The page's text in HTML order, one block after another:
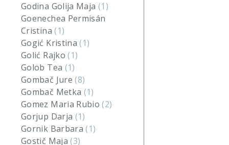
Godina Golija Maja (1)
Goenechea Permisán
Cristina(1)
Gogić Kristina(1)
Golić Rajko(1)
Golob Tea (1)
Gombač Jure(8)
Gombač Metka (1)
Gomez Maria Rubio(2)
Gorjup Darja (1)
Gornik Barbara(1)
Gostič Maja(3)